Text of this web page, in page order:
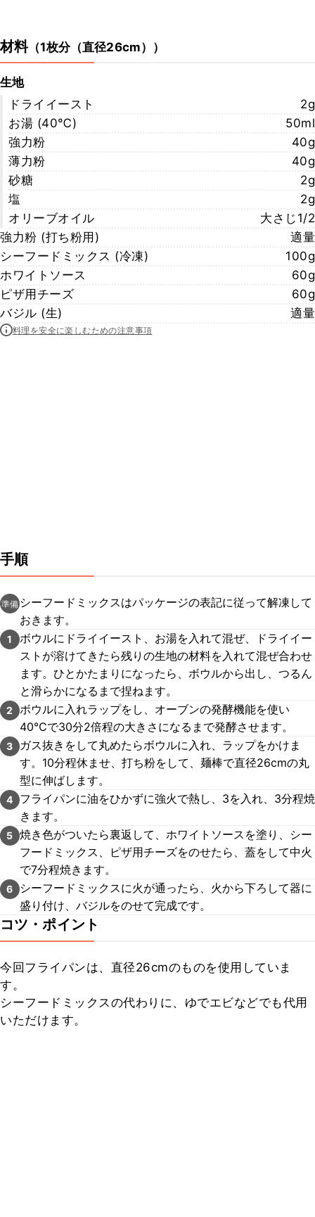
材料（1枚分（直径26cm） ）
生地
ドライイースト
2g
お湯 (40℃)
50ml
強力粉
40g
薄力粉
40g
砂糖
2g
塩
2g
オリーブオイル
大さじ1/2
強力粉 (打ち粉用)
適量
シーフードミックス (冷凍)
100g
ホワイトソース
60g
ピザ用チーズ
60g
バジル (生)
適量
料理を安全に楽しむための注意事項
手順
準備 シーフードミックスはパッケージの表記に従って解凍して
おきます。
1
ボウルにドライイースト、お湯を入れて混ぜ、ドライイー
ストが溶けてきたら残りの生地の材料を入れて混ぜ合わせ
ます。ひとかたまりになったら、ボウルから出し、つるん
と滑らかになるまで捏ねます。
2
ボウルに入れラップをし、オーブンの発酵機能を使い
40℃で30分2倍程の大きさになるまで発酵させます。
3
ガス抜きをして丸めたらボウルに入れ、ラップをかけま
す。10分程休ませ、打ち粉をして、麺棒で直径26cmの丸
型に伸ばします。
4
フライパンに油をひかずに強火で熱し、3を入れ、3分程焼
きます。
5 焼き色がついたら裏返して、ホワイトソースを塗り、シー
フードミックス、ピザ用チーズをのせたら、蓋をして中火
で7分程焼きます。
6
シーフードミックスに火が通ったら、火から下ろして器に
盛り付け、バジルをのせて完成です。
コツ・ポイント
今回フライパンは、直径26cmのものを使用していま
す。
シーフードミックスの代わりに、ゆでエビなどでも代用
いただけます。